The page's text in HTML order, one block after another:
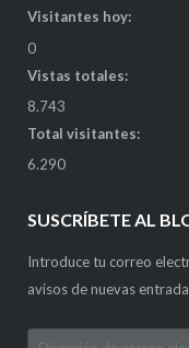
Visitantes hoy:
0
Vistas totales:
8.743
Total visitantes:
6.290
SUSCRÍBETE AL
Introduce tu correo
avisos de nuevas
Dirección